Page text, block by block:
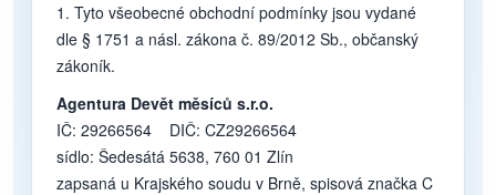
1. Tyto všeobecné obchodní podmínky jsou vydané
dle § 1751 a násl. zákona č. 89/2012 Sb., občanský
zákoník.
Agentura Devět měsíců s.r.o.
IČ: 29266564 DIČ: CZ29266564
sídlo: Šedesátá 5638, 760 01 Zlín
zapsaná u Krajského soudu v Brně, spisová značka C